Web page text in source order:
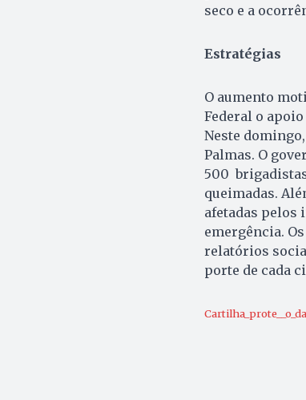
seco e a
Estratégias
O aumento
Federal o
Neste
Palmas. O
500
queimadas.
afetadas pelos
emergência.
relatórios
porte de cada